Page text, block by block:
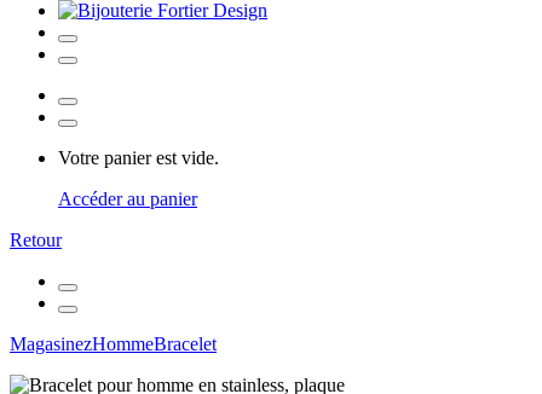
Votre panier est vide.
Accéder au panier
Retour
MagasinezHommeBracelet